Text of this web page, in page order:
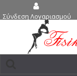
Σύνδεση Λογαριασμού